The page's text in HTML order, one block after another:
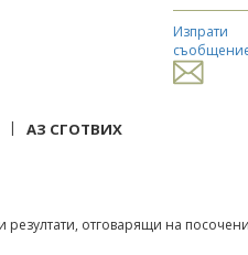
Изпрати
| АЗ СГОТВИХ
отговарящи на